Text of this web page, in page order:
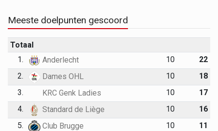
Meeste doelpunten gescoord
Totaal
1.
Anderlecht 10
22
2.
Dames OHL 10
18
3.
KRC Genk Ladies 10
17
4.
Standard de Liège 10
16
5.
Club Brugge 10
11